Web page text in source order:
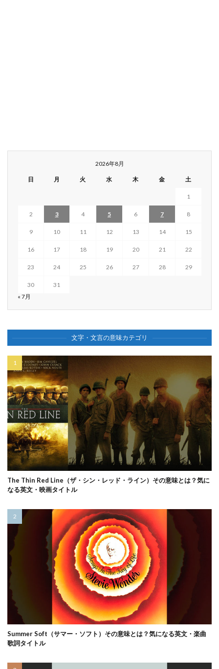
2026年8月
日 月 火 水 木 金 土
1
2 3 4 5 6 7 8
9 10 11 12 13 14 15
16 17 18 19 20 21 22
23 24 25 26 27 28 29
30
31
« 7月
文字・文言の意味カテゴリ
The Thin Red Line（ザ・シン・レッド・ライン）その意味とは？気に
なる英文・映画タイトル
Summer Soft（サマー・ソフト）その意味とは？気になる英文・楽曲
歌詞タイトル